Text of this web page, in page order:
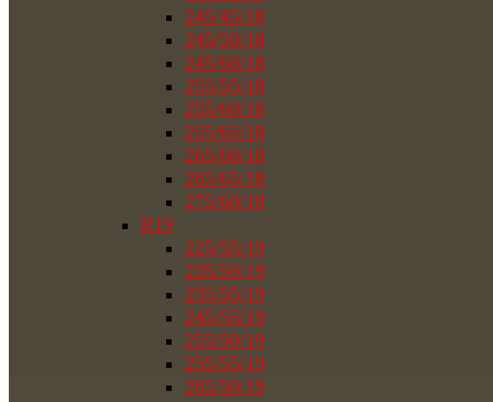
245/45/18
245/50/18
245/60/18
255/55/18
255/60/18
255/65/18
265/60/18
265/65/18
275/60/18
R19
225/55/19
235/50/19
235/55/19
245/55/19
255/50/19
255/55/19
265/50/19